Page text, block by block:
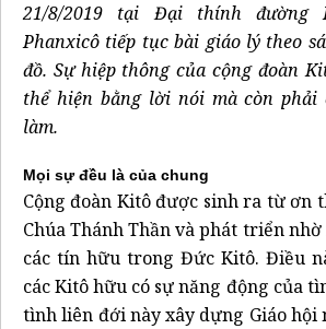
21/8/2019 tại Đại thính đường
Phanxicô tiếp tục bài giáo lý theo
đồ. Sự hiệp thông của cộng đoàn
thể hiện bằng lời nói mà còn phải
làm.
Mọi sự đều là của chung
Cộng đoàn Kitô được sinh ra từ ơn
Chúa Thánh Thần và phát triển
các tín hữu trong Đức Kitô. Điều
các Kitô hữu có sự năng động của
tình liên đới này xây dựng Giáo